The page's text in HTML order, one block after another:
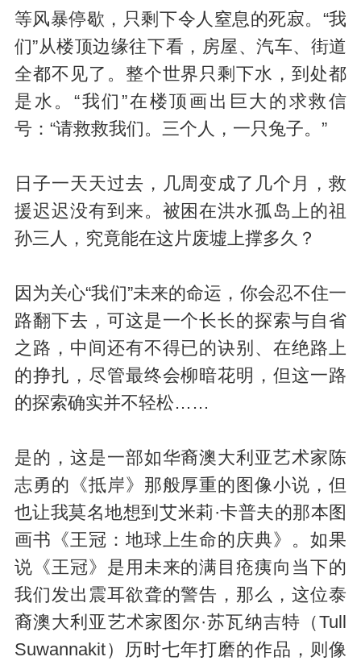
等风暴停歇，只剩下令人窒息的死寂。“我
们”从楼顶边缘往下看，房屋、汽车、街道
全都不见了。整个世界只剩下水，到处都
是水。“我们”在楼顶画出巨大的求救信
号：“请救救我们。三个人，一只兔子。”
日子一天天过去，几周变成了几个月，救
援迟迟没有到来。被困在洪水孤岛上的祖
孙三人，究竟能在这片废墟上撑多久？
因为关心“我们”未来的命运，你会忍不住一
路翻下去，可这是一个长长的探索与自省
之路，中间还有不得已的诀别、在绝路上
的挣扎，尽管最终会柳暗花明，但这一路
的探索确实并不轻松……
是的，这是一部如华裔澳大利亚艺术家陈
志勇的《抵岸》那般厚重的图像小说，但
也让我莫名地想到艾米莉·卡普夫的那本图
画书《王冠：地球上生命的庆典》。如果
说《王冠》是用未来的满目疮痍向当下的
我们发出震耳欲聋的警告，那么，这位泰
裔澳大利亚艺术家图尔·苏瓦纳吉特（Tull
Suwannakit）历时七年打磨的作品，则像